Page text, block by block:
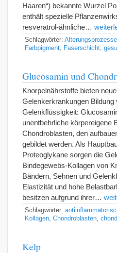
Haaren“) bekannte Wurzel
enthält spezielle
resveratrol-ähnliche…
Schlagwörter: Alterungsprozesse
Farbpigment
Faserschicht
Glucosamin und
Knorpelnährstoffe bieten
Gelenkerkrankungen Bildung
Gelenkflüssigkeit:
unentbehrliche körpereigene
Chondroblasten, den
gebildet werden. Als
Proteoglykane sorgen die
Bindegewebs-Kollagen von
Bändern, Sehnen und
Elastizität und hohe
besitzen aufgrund ihrer…
Schlagwörter:
Kollagen Chondroblasten
Kelp